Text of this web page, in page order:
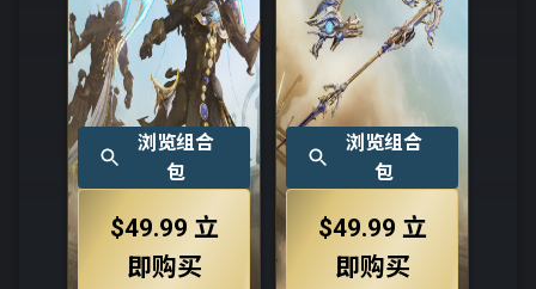
浏览组合
包
$49.99 立
即购买
浏览组合
包
$49.99 立
即购买